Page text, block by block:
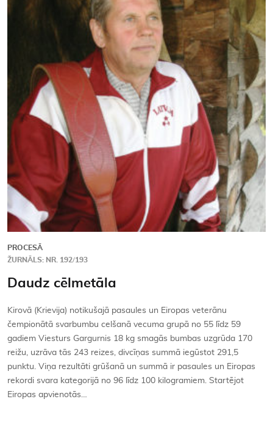
Kontakti
PROCESĀ
ŽURNĀLS: NR. 192/193
Daudz cēlmetāla
Kirovā (Krievija) notikušajā pasaules un Eiropas veterānu
čempionātā svarbumbu celšanā vecuma grupā no 55 līdz 59
gadiem Viesturs Gargurnis 18 kg smagās bumbas uzgrūda 170
reižu, uzrāva tās 243 reizes, divcīņas summā iegūstot 291,5
punktu. Viņa rezultāti grūšanā un summā ir pasaules un Eiropas
rekordi svara kategorijā no 96 līdz 100 kilogramiem. Startējot
Eiropas apvienotās…